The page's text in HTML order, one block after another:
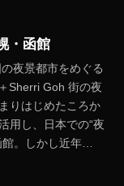
・函館
夜景都市をめぐる
Sherri Goh 街の夜
りはじめたころか
用し、日本での“夜
。しかし近年…